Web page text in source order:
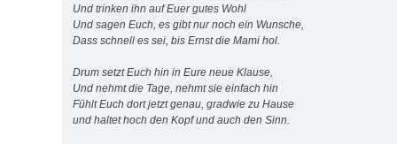
Und trinken ihn auf Euer gutes Wohl
Und sagen Euch, es gibt nur noch ein Wunsche,
Dass schnell es sei, bis Ernst die Mami hol.
Drum setzt Euch hin in Eure neue Klause,
Und nehmt die Tage, nehmt sie einfach hin
Fühlt Euch dort jetzt genau, gradwie zu Hause
und haltet hoch den Kopf und auch den Sinn.